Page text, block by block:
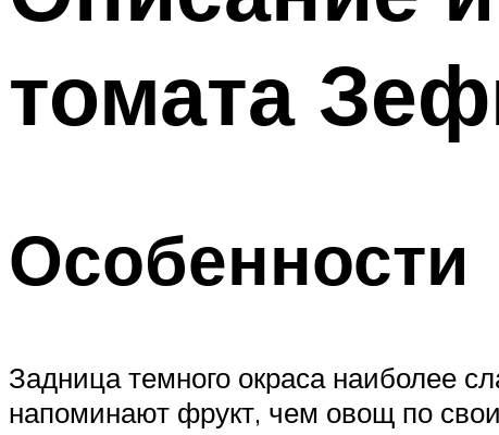
томата
Особенности
Задница темного окраса наиболее
напоминают фрукт, чем овощ по